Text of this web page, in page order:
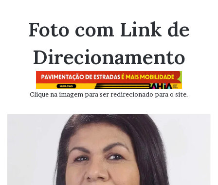
mail
Foto com Link de
Direcionamento
Clique na imagem para ser redirecionado para o site.